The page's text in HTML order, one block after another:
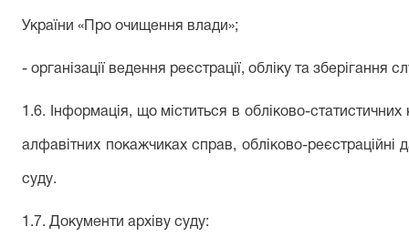
України «Про очищення влади»;
- організації ведення реєстрації, обліку та зберігання
1.6. Інформація, що міститься в обліково-
алфавітних покажчиках справ, обліково-реєстраційн
суду.
1.7. Документи архіву суду: